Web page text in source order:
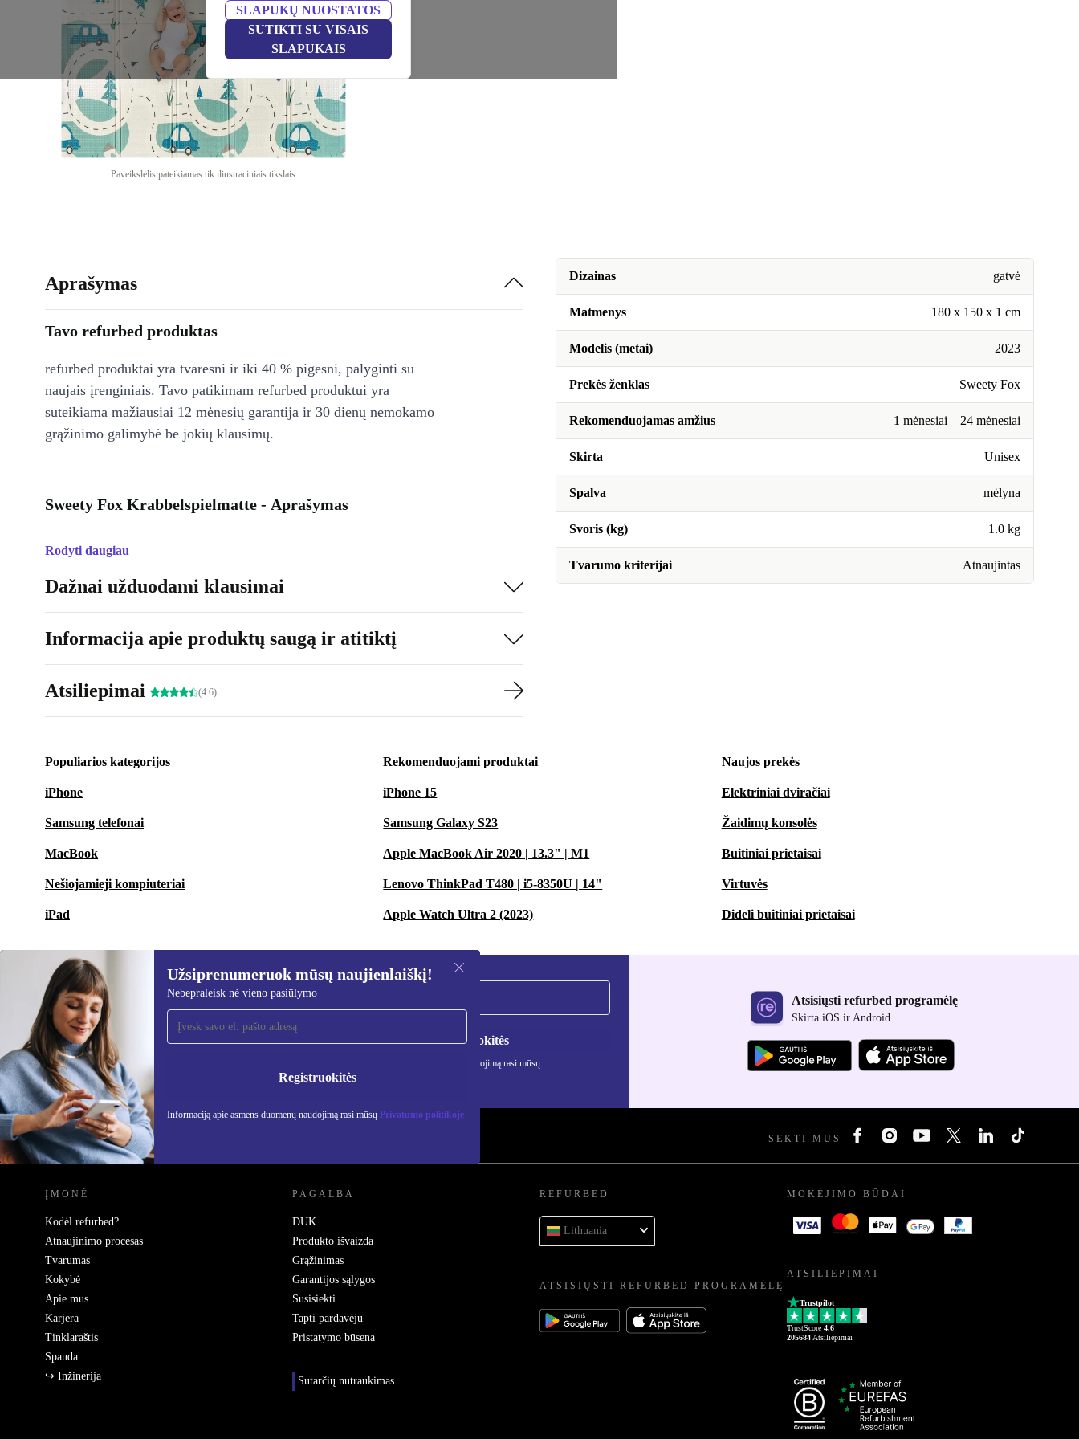
SLAPUKŲ NUOSTATOS
SUTIKTI SU VISAIS
SLAPUKAIS
Paveikslėlis pateikiamas tik iliustraciniais tikslais
Dizainas gatvė
Matmenys ‎180 x 150 x 1 cm
Modelis (metai) 2023
Prekės ženklas Sweety Fox
Rekomenduojamas amžius 1 mėnesiai – 24 mėnesiai
Skirta Unisex
Spalva mėlyna
Svoris (kg) 1.0 kg
Tvarumo kriterijai Atnaujintas
Aprašymas
Tavo refurbed produktas
refurbed produktai yra tvaresni ir iki 40 % pigesni, palyginti su
naujais įrenginiais. Tavo patikimam refurbed produktui yra
suteikiama mažiausiai 12 mėnesių garantija ir 30 dienų nemokamo
grąžinimo galimybė be jokių klausimų.
Sweety Fox Krabbelspielmatte - Aprašymas
Rodyti daugiau
Dažnai užduodami klausimai
Informacija apie produktų saugą ir atitiktį
Atsiliepimai (4.6)
Populiarios kategorijos
iPhone
Samsung telefonai
MacBook
Nešiojamieji kompiuteriai
iPad
Rekomenduojami produktai
iPhone 15
Samsung Galaxy S23
Apple MacBook Air 2020 | 13.3" | M1
Lenovo ThinkPad T480 | i5-8350U | 14"
Apple Watch Ultra 2 (2023)
Naujos prekės
Elektriniai dviračiai
Žaidimų konsolės
Buitiniai prietaisai
Virtuvės
Dideli buitiniai prietaisai
Užsiprenumeruok mūsų naujienlaiškį!
Nebepraleisk nė vieno pasiūlymo
Registruokitės
Informaciją apie asmens duomenų naudojimą rasi mūsų Privatumo politikoje
Užsiprenumeruok mūsų
naujienlaiškį!
Nebepraleisk nė vieno pasiūlymo.
Registruokitės
Informaciją apie asmens duomenų naudojimą rasi mūsų
Privatumo politikoje
Atsisiųsti refurbed programėlę
Skirta iOS ir Android
REFURBED LIETUVA - RETHINK NEW. SEKTI MUS
ĮMONĖ
Kodėl refurbed?
Atnaujinimo procesas
Tvarumas
Kokybė
Apie mus
Karjera
Tinklaraštis
Spauda
↪ Inžinerija
PAGALBA
DUK
Produkto išvaizda
Grąžinimas
Garantijos sąlygos
Susisiekti
Tapti pardavėju
Pristatymo būsena
Sutarčių nutraukimas
REFURBED
Lithuania
ATSISIŲSTI REFURBED PROGRAMĖLĘ
MOKĖJIMO BŪDAI
ATSILIEPIMAI
Trustpilot
TrustScore 4.6
205684 Atsiliepimai